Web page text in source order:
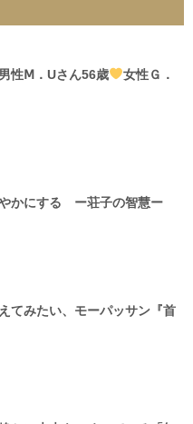
性Ⅿ．Uさん56歳
女性Ｇ．
かにする ー荘子の智慧ー
てみたい、モーパッサン『首